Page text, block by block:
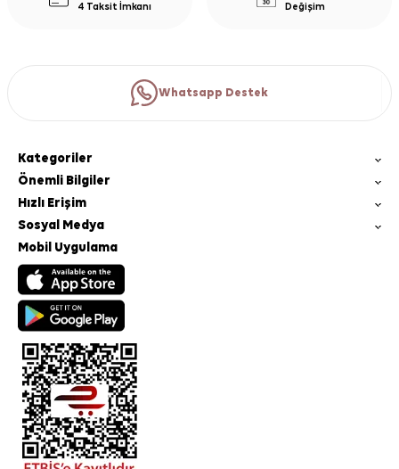
4 Taksit İmkanı
Değişim
Whatsapp Destek
Kategoriler
Önemli Bilgiler
Hızlı Erişim
Sosyal Medya
Mobil Uygulama